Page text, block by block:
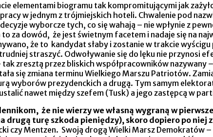
elementami biogramu tak kompromitującymi jak
w jednym z trójmiejskich hoteli. Chwalenie pod
wyborcze tych, co się wahają – nie wpłynie z
za dowód, że jest świetnym facetem i nadaje się na
że to kandydat słaby i zostanie w trakcie
straszyć. Odwoływanie się do lęku nie przynosi
zresztą przez bliskich współpracowników nazywany
się zmiana terminu Wielkiego Marszu Patriotów.
wyborów prezydenckich a drugą. Tym samym
nawet między szefem (Tusk) a jego zastępcą w
że nie wierzy we własną wygraną w
drugą turę szkoda pieniędzy), skoro dopiero po niej
czy Mentzen. Swoją drogą Wielki Marsz Demokratów